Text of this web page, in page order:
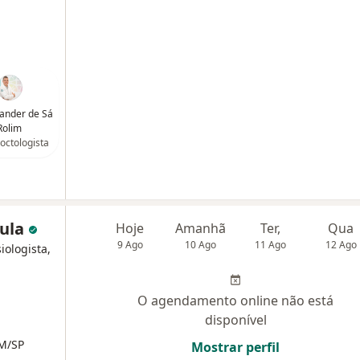
de Sá
SP
Hoje
9 Ago
Amanhã
10 Ago
Ter,
11 Ago
Qua
12 Ago
O agendamento online não está
disponível
Mostrar perfil